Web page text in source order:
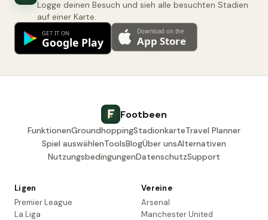
Logge deinen Besuch und sieh alle besuchten Stadien
auf einer Karte.
Footbeen
FunktionenGroundhoppingStadionkarteTravel Planner
Spiel auswählenToolsBlogÜber unsAlternativen
NutzungsbedingungenDatenschutzSupport
Ligen
Premier League
La Liga
Vereine
Arsenal
Manchester United